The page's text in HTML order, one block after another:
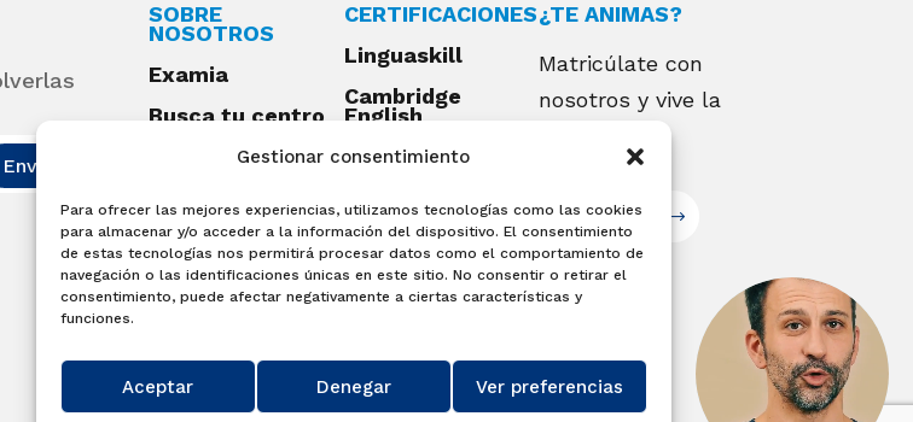
Gestionar consentimiento
Para ofrecer las mejores experiencias, utilizamos tecnologías como las cookies
para almacenar y/o acceder a la información del dispositivo. El consentimiento
de estas tecnologías nos permitirá procesar datos como el comportamiento de
navegación o las identificaciones únicas en este sitio. No consentir o retirar el
consentimiento, puede afectar negativamente a ciertas características y
funciones.
Aceptar Denegar Ver preferencias
Enviar
SOBRE
NOSOTROS
Examia
Busca tu centro
Preguntas
Acceso centros
preparadores
Blog
Contacto
CERTIFICACIONES
Linguaskill
Cambridge
English
¿TE ANIMAS?
Matricúlate con
nosotros y vive la
Matricúlate